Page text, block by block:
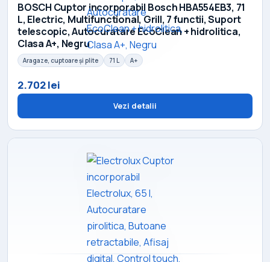
BOSCH Cuptor incorporabil Bosch HBA554EB3, 71
L, Electric, Multifunctional, Grill, 7 functii, Suport
telescopic, Autocuratare EcoClean + hidrolitica,
Clasa A+, Negru
Aragaze, cuptoare și plite 71 L A+
2.702 lei
Vezi detalii